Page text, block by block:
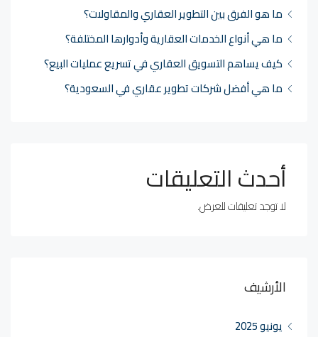
ما هو الفرق بين التطوير العقاري والمقاولات؟
ما هي أنواع الخدمات العقارية وأدوارها المختلفة؟
كيف يساهم التسويق العقاري في تسريع عمليات البيع؟
ما هي أفضل شركات تطوير عقاري في السعودية؟
أحدث التعليقات
لا توجد تعليقات للعرض.
الأرشيف
يونيو 2025